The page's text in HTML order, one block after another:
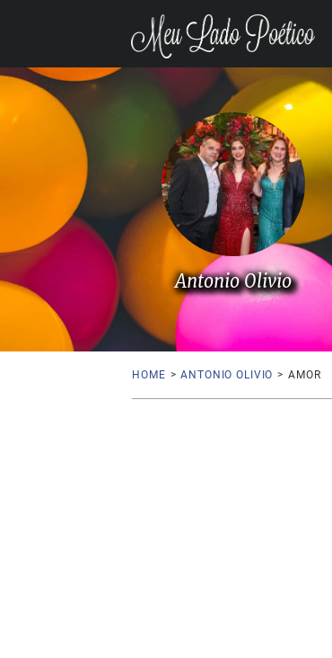
Antonio Olivio
HOME > ANTONIO OLIVIO > AMOR